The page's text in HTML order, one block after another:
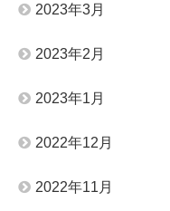
2023年3月
2023年2月
2023年1月
2022年12月
2022年11月